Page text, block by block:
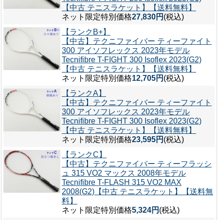
【中古 テニスラケット】【送料無料】
ネット限定特別価格27,830円 (税込)
【ランクB+】
【中古】テクニファイバー ティーファイト
300 アイソフレックス 2023年モデル
Tecnifibre T-FIGHT 300 Isoflex 2023(G2)
【中古 テニスラケット】【送料無料】
ネット限定特別価格12,705円 (税込)
【ランクA】
【中古】テクニファイバー ティーファイト
300 アイソフレックス 2023年モデル
Tecnifibre T-FIGHT 300 Isoflex 2023(G2)
【中古 テニスラケット】【送料無料】
ネット限定特別価格23,595円 (税込)
【ランクC】
【中古】テクニファイバー ティーフラッシ
ュ 315 VO2 マックス 2008年モデル
Tecnifibre T-FLASH 315 VO2 MAX
2008(G2)【中古 テニスラケット】【送料無
料】
ネット限定特別価格5,324円 (税込)